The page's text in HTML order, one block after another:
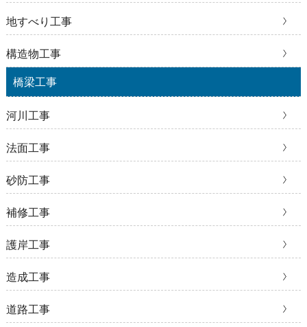
地すべり工事
構造物工事
橋梁工事
河川工事
法面工事
砂防工事
補修工事
護岸工事
造成工事
道路工事